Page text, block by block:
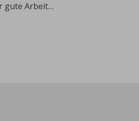
gute Arbeit…